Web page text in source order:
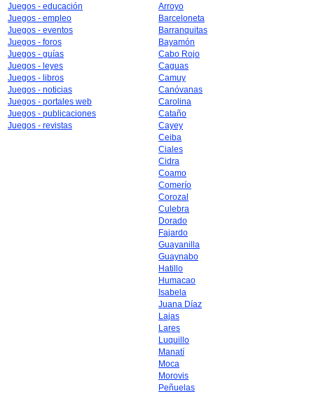
Juegos - educación
Juegos - empleo
Juegos - eventos
Juegos - foros
Juegos - guías
Juegos - leyes
Juegos - libros
Juegos - noticias
Juegos - portales web
Juegos - publicaciones
Juegos - revistas
Arroyo
Barceloneta
Barranquitas
Bayamón
Cabo Rojo
Caguas
Camuy
Canóvanas
Carolina
Cataño
Cayey
Ceiba
Ciales
Cidra
Coamo
Comerío
Corozal
Culebra
Dorado
Fajardo
Guayanilla
Guaynabo
Hatillo
Humacao
Isabela
Juana Díaz
Lajas
Lares
Luquillo
Manatí
Moca
Morovis
Peñuelas